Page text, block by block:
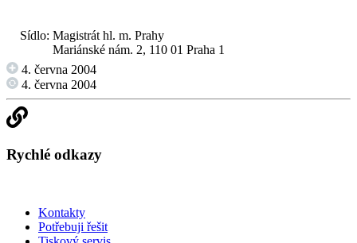
Sídlo: Magistrát hl. m. Prahy
Mariánské nám. 2, 110 01 Praha 1
4. června 2004
4. června 2004
Rychlé odkazy
Kontakty
Potřebuji řešit